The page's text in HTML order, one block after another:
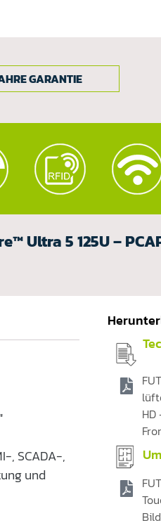
GARANTIE
Ultra 5 125U –
, SCADA-,
und